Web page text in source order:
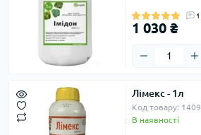
1
1 030 ₴
Лімекс - 1л
Код товару: 1409
В наявності